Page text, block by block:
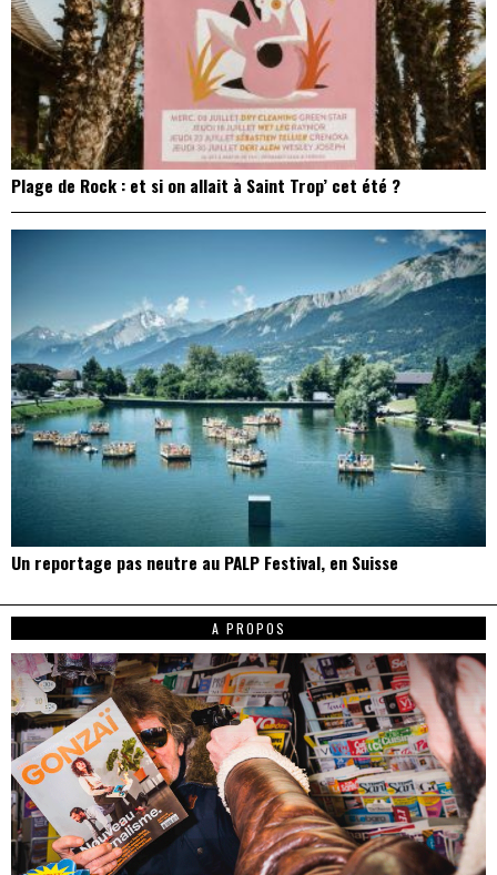
Plage de Rock : et si on allait à Saint Trop’ cet été ?
Un reportage pas neutre au PALP Festival, en Suisse
A PROPOS